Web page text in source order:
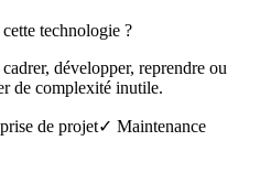
technologie ?
développer, reprendre ou
de complexité inutile.
de projet✓ Maintenance